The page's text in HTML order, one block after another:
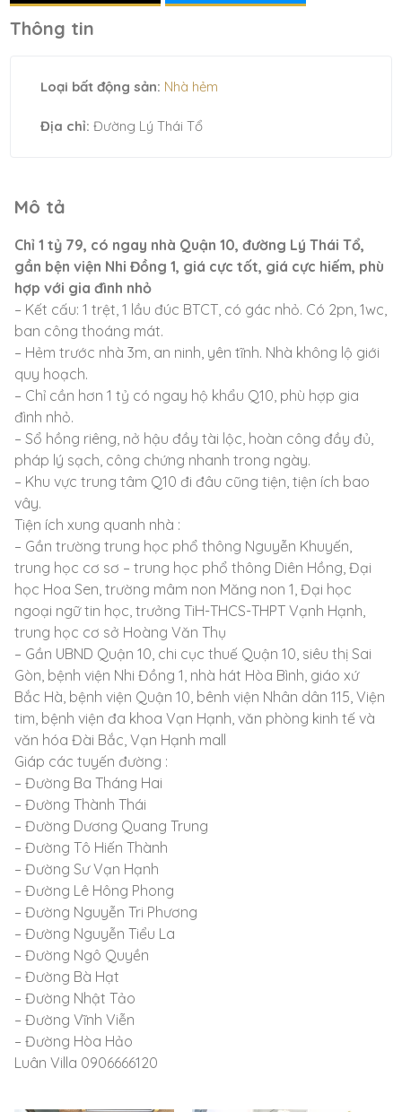
Thông tin
Loại bất động sản: Nhà hẻm
Địa chỉ:Đường Lý Thái Tổ
Mô tả
Chỉ 1 tỷ 79, có ngay nhà Quận 10, đường Lý Thái Tổ,
gần bện viện Nhi Đồng 1, giá cực tốt, giá cực hiếm, phù
hợp với gia đình nhỏ
– Kết cấu: 1 trệt, 1 lầu đúc BTCT, có gác nhỏ. Có 2pn, 1wc,
ban công thoáng mát.
– Hẻm trước nhà 3m, an ninh, yên tĩnh. Nhà không lộ giới
quy hoạch.
– Chỉ cần hơn 1 tỷ có ngay hộ khẩu Q10, phù hợp gia
đình nhỏ.
– Sổ hồng riêng, nở hậu đầy tài lộc, hoàn công đầy đủ,
pháp lý sạch, công chứng nhanh trong ngày.
– Khu vực trung tâm Q10 đi đâu cũng tiện, tiện ích bao
vây.
Tiện ích xung quanh nhà :
– Gần trường trung học phổ thông Nguyễn Khuyến,
trung học cơ sơ – trung học phổ thông Diên Hồng, Đại
học Hoa Sen, trường mâm non Măng non 1, Đại học
ngoại ngữ tin học, trưởng TiH-THCS-THPT Vạnh Hạnh,
trung học cơ sở Hoàng Văn Thụ
– Gần UBND Quận 10, chi cục thuế Quận 10, siêu thị Sai
Gòn, bệnh viện Nhi Đồng 1, nhà hát Hòa Bình, giáo xứ
Bắc Hà, bệnh viện Quận 10, bênh viện Nhân dân 115, Viện
tim, bệnh viện đa khoa Vạn Hạnh, văn phòng kinh tế và
văn hóa Đài Bắc, Vạn Hạnh mall
Giáp các tuyến đường :
– Đường Ba Tháng Hai
– Đường Thành Thái
– Đường Dương Quang Trung
– Đường Tô Hiến Thành
– Đường Sư Vạn Hạnh
– Đường Lê Hông Phong
– Đường Nguyễn Tri Phương
– Đường Nguyễn Tiểu La
– Đường Ngô Quyền
– Đường Bà Hạt
– Đường Nhật Tảo
– Đường Vĩnh Viễn
– Đường Hòa Hảo
Luân Villa 0906666120